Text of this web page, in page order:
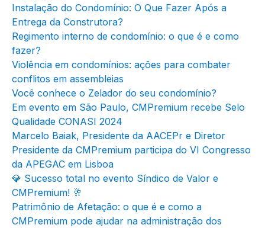
Instalação do Condomínio: O Que Fazer Após a
Entrega da Construtora?
Regimento interno de condomínio: o que é e como
fazer?
Violência em condomínios: ações para combater
conflitos em assembleias
Você conhece o Zelador do seu condomínio?
Em evento em São Paulo, CMPremium recebe Selo
Qualidade CONASI 2024
Marcelo Baiak, Presidente da AACEPr e Diretor
Presidente da CMPremium participa do VI Congresso
da APEGAC em Lisboa
💎 Sucesso total no evento Síndico de Valor e
CMPremium! 🥂
Patrimônio de Afetação: o que é e como a
CMPremium pode ajudar na administração dos